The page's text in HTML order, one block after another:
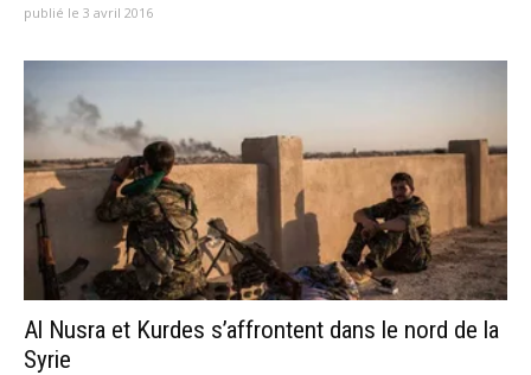
publié le 3 avril 2016
Al Nusra et Kurdes s’affrontent dans le nord de la
Syrie